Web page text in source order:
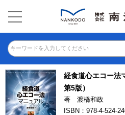
キーワードを入力してください
経食道心エコー法
第5版）
著 渡橋和政
ISBN：978-4-524-